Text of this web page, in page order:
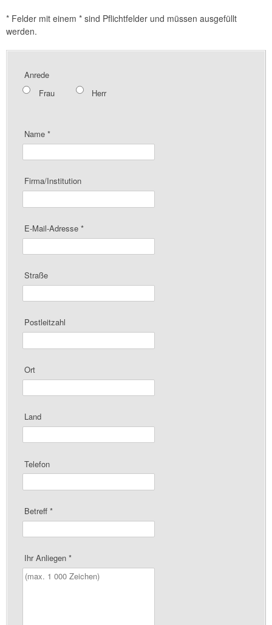
* Felder mit einem * sind Pflichtfelder und müssen ausgefüllt
werden.
Anrede
Frau
Herr
Name*
Firma/Institution
E-Mail-Adresse*
Straße
Postleitzahl
Ort
Land
Telefon
Betreff*
Ihr Anliegen*